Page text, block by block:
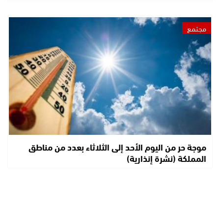
مجتمع
موجة حر من اليوم الأحد إلى الثلاثاء بعدد من مناطق
المملكة (نشرة إنذارية)